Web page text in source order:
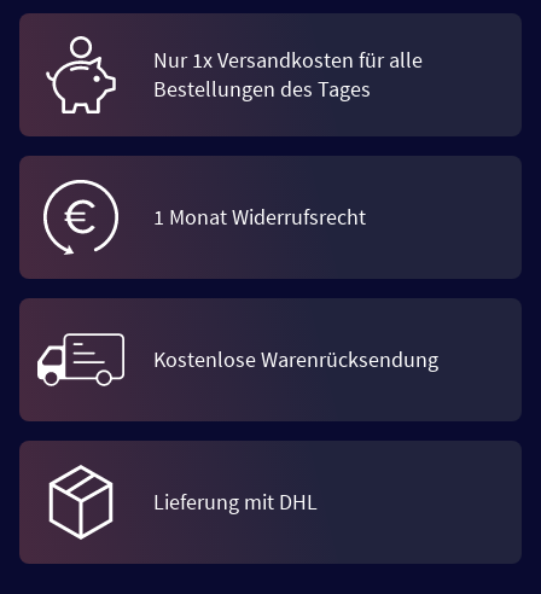
Nur 1x Versandkosten für alle
Bestellungen des Tages
1 Monat Widerrufsrecht
Kostenlose Warenrücksendung
Lieferung mit DHL